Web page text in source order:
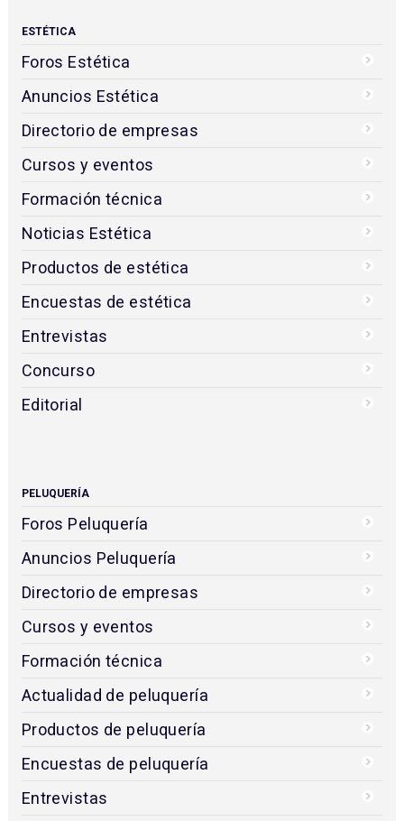
ESTÉTICA
Foros Estética
Anuncios Estética
Directorio de empresas
Cursos y eventos
Formación técnica
Noticias Estética
Productos de estética
Encuestas de estética
Entrevistas
Concurso
Editorial
PELUQUERÍA
Foros Peluquería
Anuncios Peluquería
Directorio de empresas
Cursos y eventos
Formación técnica
Actualidad de peluquería
Productos de peluquería
Encuestas de peluquería
Entrevistas